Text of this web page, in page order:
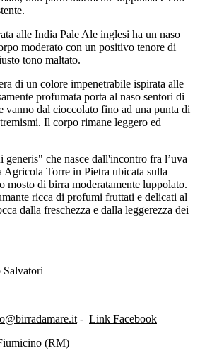
alle India Pale Ale inglesi ha un naso
moderato con un positivo tenore di
tono maltato.
di un colore impenetrabile ispirata alle
profumata porta al naso sentori di
vanno dal cioccolato fino ad una punta di
Il corpo rimane leggero ed
che nasce dall'incontro fra l’uva
Torre in Pietra ubicata sulla
mosto di birra moderatamente luppolato.
ricca di profumi fruttati e delicati al
dalla freschezza e dalla leggerezza dei
- Link Facebook
(RM)